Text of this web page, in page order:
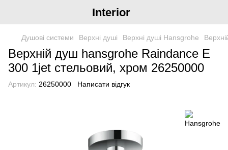
Interior
Душові системи Верхні душі Верхні душі Hansgrohe
Верхній душ hansgrohe Raindance E
300 1jet стельовий, хром 26250000
Артикул: 26250000 Написати відгук